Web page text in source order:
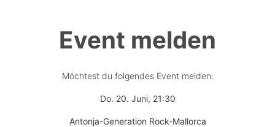
Event melden
Möchtest du folgendes Event melden:
Do. 20. Juni, 21:30
Antonja-Generation Rock-Mallorca